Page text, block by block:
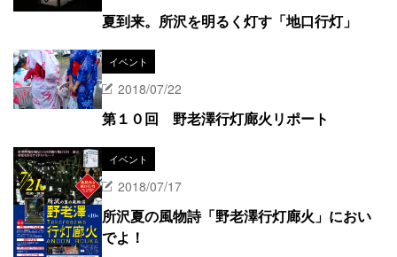
夏到来。所沢を明るく灯す「地口行灯」
イベント
2018/07/22
第１０回 野老澤行灯廊火リポート
イベント
2018/07/17
所沢夏の風物詩「野老澤行灯廊火」におい
でよ！